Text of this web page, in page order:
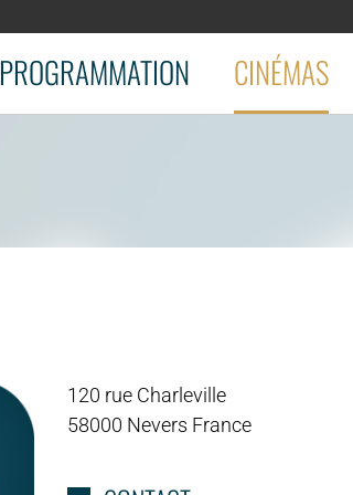
PROGRAMMATION CINÉMAS
120 rue Charleville
58000 Nevers France